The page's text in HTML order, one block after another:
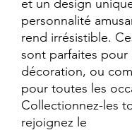
et un design
personnalité
rend irrésistible.
sont parfaites pour
décoration, ou
pour toutes les
Collectionnez-les
rejoignez le